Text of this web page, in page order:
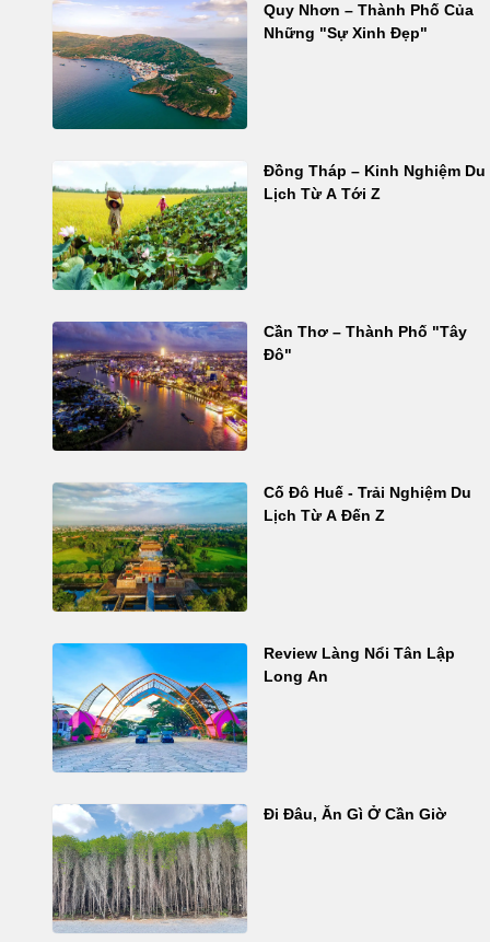
Quy Nhơn – Thành Phố Của
Những "Sự Xinh Đẹp"
Đồng Tháp – Kinh Nghiệm Du
Lịch Từ A Tới Z
Cần Thơ – Thành Phố "Tây
Đô"
Cố Đô Huế - Trải Nghiệm Du
Lịch Từ A Đến Z
Review Làng Nổi Tân Lập
Long An
Đi Đâu, Ăn Gì Ở Cần Giờ